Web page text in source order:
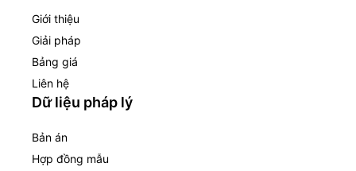
Giới thiệu
Giải pháp
Bảng giá
Liên hệ
Dữ liệu pháp lý
Bản án
Hợp đồng mẫu